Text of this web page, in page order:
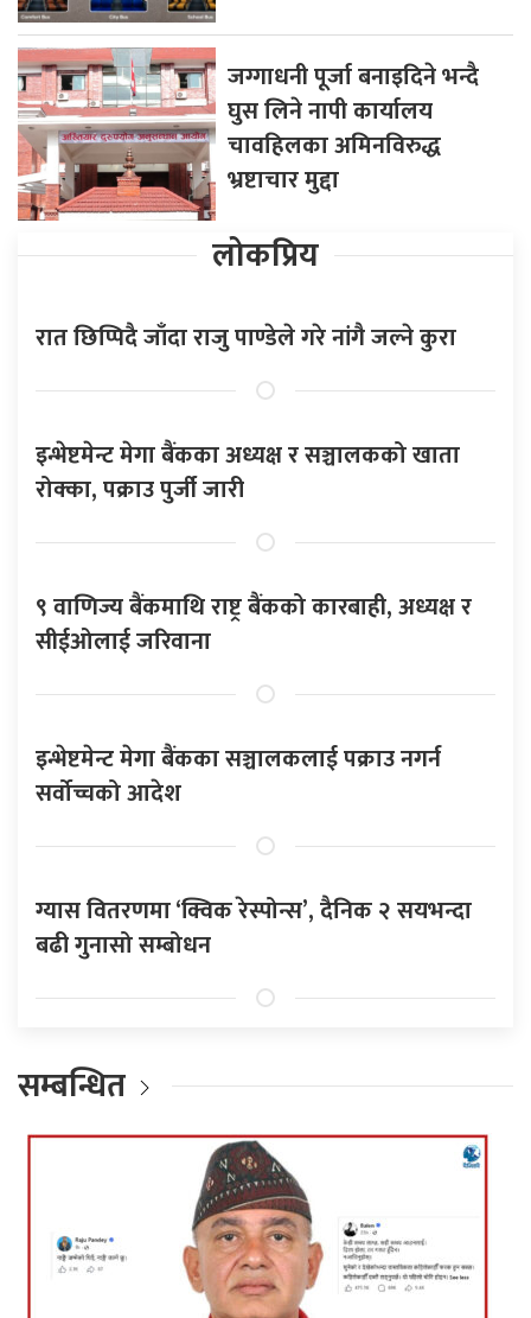
जग्गाधनी पूर्जा बनाइदिने भन्दै
घुस लिने नापी कार्यालय
चावहिलका अमिनविरुद्ध
भ्रष्टाचार मुद्दा
लोकप्रिय
रात छिप्पिदै जाँदा राजु पाण्डेले गरे नांगै जल्ने कुरा
इन्भेष्टमेन्ट मेगा बैंकका अध्यक्ष र सञ्चालकको खाता
रोक्का, पक्राउ पुर्जी जारी
९ वाणिज्य बैंकमाथि राष्ट्र बैंकको कारबाही, अध्यक्ष र
सीईओलाई जरिवाना
इन्भेष्टमेन्ट मेगा बैंकका सञ्चालकलाई पक्राउ नगर्न
सर्वोच्चको आदेश
ग्यास वितरणमा ‘क्विक रेस्पोन्स’, दैनिक २ सयभन्दा
बढी गुनासो सम्बोधन
सम्बन्धित